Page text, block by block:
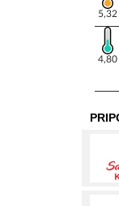
5,32
4,80